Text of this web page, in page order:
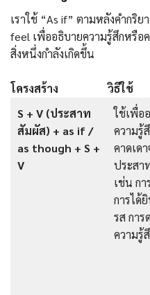
เราใช้ “As if” ตามหลังคำกริ
feel เพื่ออธิบายความรู้สึกหรือ
สิ่งหนึ่งกำลังเกิดขึ้น
โครงสร้าง วิธีใช้
S + V (ประสาท
สัมผัส) + as if /
as though + S +
V
ใช้เพื่อ
ความรู้
คาดเดา
ประสา
เช่น ก
การได้
รส การ
ความรู้